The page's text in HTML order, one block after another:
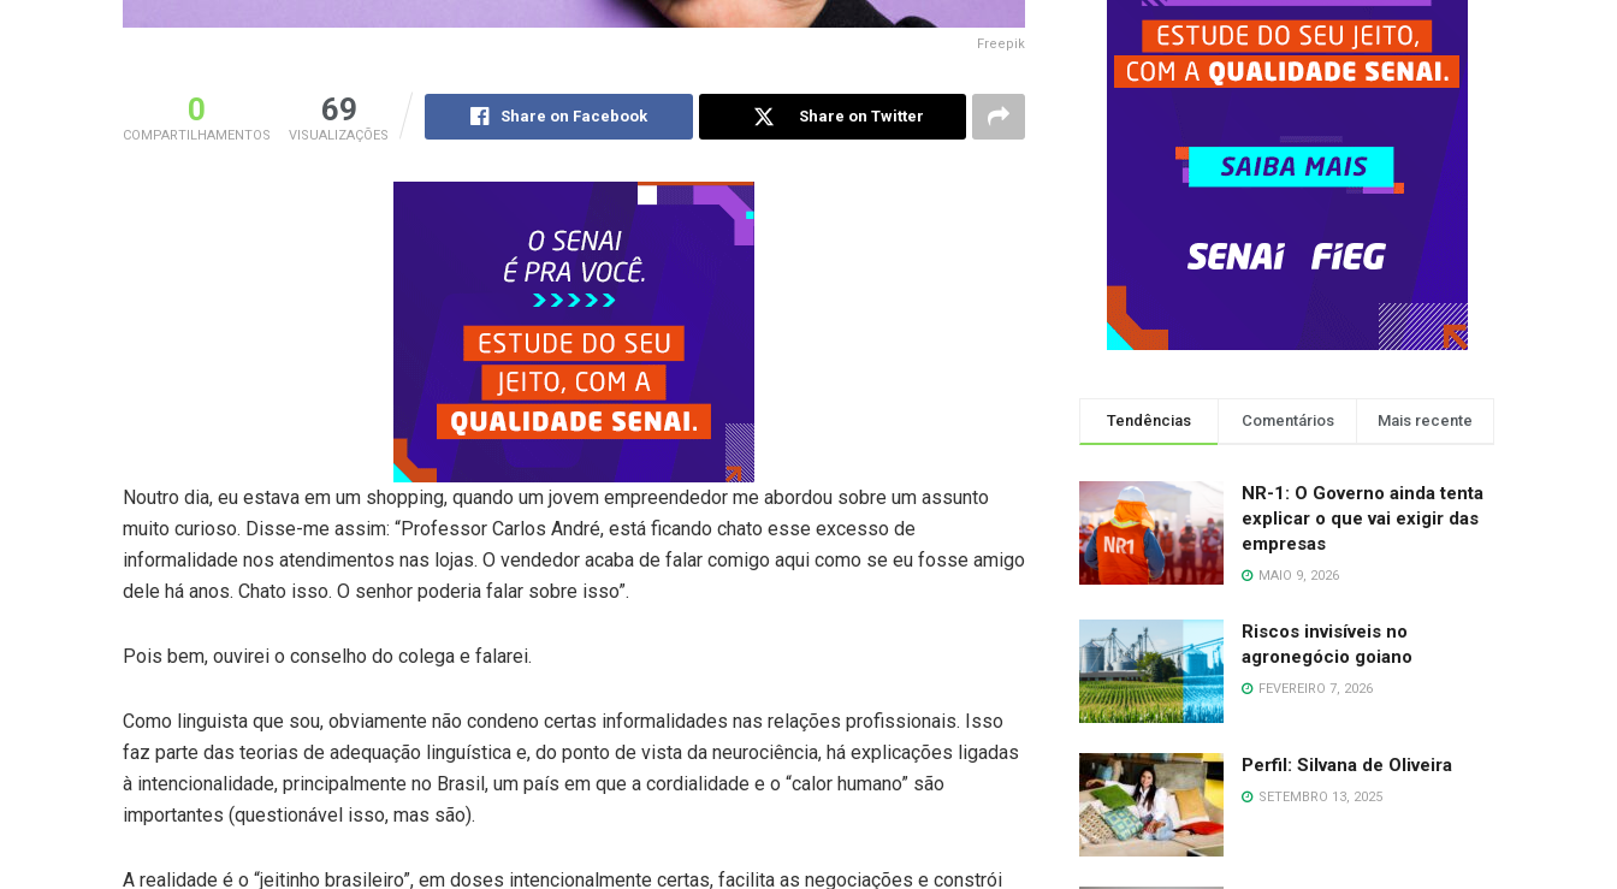
Freepik
0
COMPARTILHAMENTOS
69
VISUALIZAÇÕES
Share on Facebook Share on Twitter
Noutro dia, eu estava em um shopping, quando um jovem empreendedor me abordou sobre um assunto
muito curioso. Disse-me assim: “Professor Carlos André, está ficando chato esse excesso de
informalidade nos atendimentos nas lojas. O vendedor acaba de falar comigo aqui como se eu fosse amigo
dele há anos. Chato isso. O senhor poderia falar sobre isso”.
Pois bem, ouvirei o conselho do colega e falarei.
Como linguista que sou, obviamente não condeno certas informalidades nas relações profissionais. Isso
faz parte das teorias de adequação linguística e, do ponto de vista da neurociência, há explicações ligadas
à intencionalidade, principalmente no Brasil, um país em que a cordialidade e o “calor humano” são
importantes (questionável isso, mas são).
A realidade é o “jeitinho brasileiro”, em doses intencionalmente certas, facilita as negociações e constrói
Tendências Comentários Mais recente
NR-1: O Governo ainda tenta
explicar o que vai exigir das
empresas
MAIO 9, 2026
Riscos invisíveis no
agronegócio goiano
FEVEREIRO 7, 2026
Perfil: Silvana de Oliveira
SETEMBRO 13, 2025